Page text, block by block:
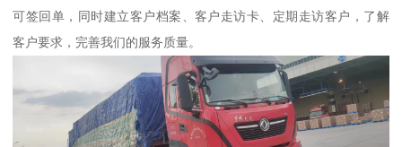
可签回单，同时建立客户档案、客户走访卡、定期走访客户，了解
客户要求，完善我们的服务质量。